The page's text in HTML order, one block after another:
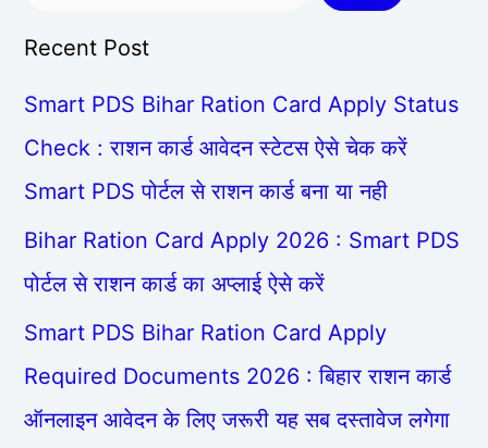
Recent Post
Smart PDS Bihar Ration Card Apply Status
Check : राशन कार्ड आवेदन स्टेटस ऐसे चेक करें
Smart PDS पोर्टल से राशन कार्ड बना या नही
Bihar Ration Card Apply 2026 : Smart PDS
पोर्टल से राशन कार्ड का अप्लाई ऐसे करें
Smart PDS Bihar Ration Card Apply
Required Documents 2026 : बिहार राशन कार्ड
ऑनलाइन आवेदन के लिए जरूरी यह सब दस्तावेज लगेगा